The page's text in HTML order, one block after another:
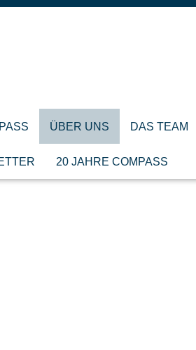
ÜBER UNS DAS TEAM
20 JAHRE COMPASS